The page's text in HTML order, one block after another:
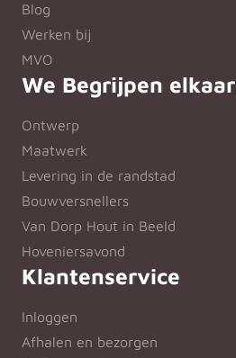
Blog
Werken bij
MVO
We Begrijpen elkaar
Ontwerp
Maatwerk
Levering in de randstad
Bouwversnellers
Van Dorp Hout in Beeld
Hoveniersavond
Klantenservice
Inloggen
Afhalen en bezorgen